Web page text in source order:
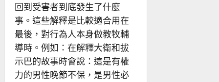
回到受害者到底發生了什麼
事。這些解釋是比較適合用在
最後，對行為人本身做教牧輔
導時。例如：在解釋大衛和拔
示巴的故事時會說：這是有權
力的男性晚節不保，是男性必